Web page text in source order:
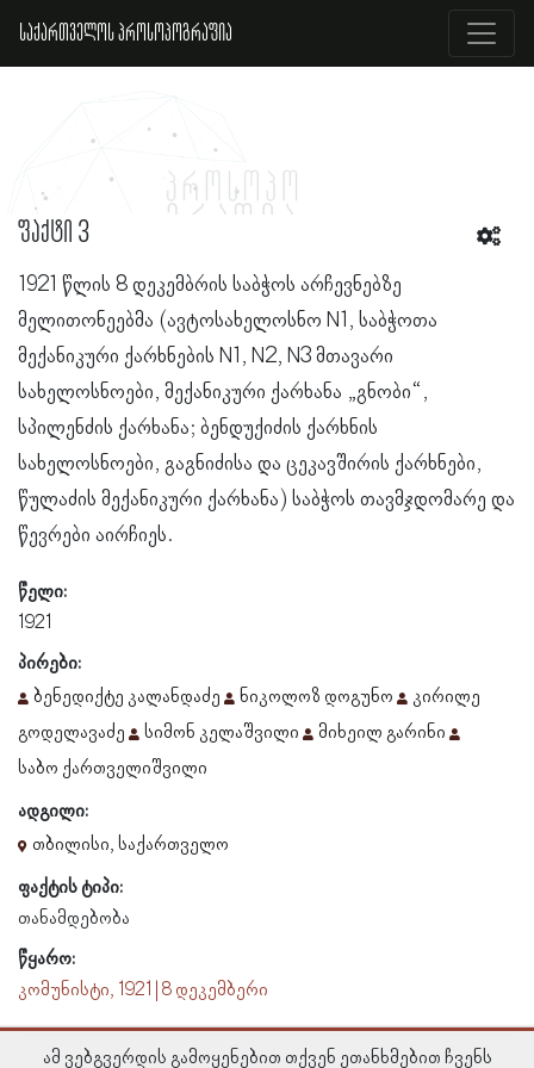
საქართველოს პროსოპოგრაფია
ფაქტი 3
1921 წლის 8 დეკემბრის საბჭოს არჩევნებზე
მელითონეებმა (ავტოსახელოსნო N1, საბჭოთა
მექანიკური ქარხნების N1, N2, N3 მთავარი
სახელოსნოები, მექანიკური ქარხანა „გნობი“,
სპილენძის ქარხანა; ბენდუქიძის ქარხნის
სახელოსნოები, გაგნიძისა და ცეკავშირის ქარხნები,
წულაძის მექანიკური ქარხანა) საბჭოს თავმჯდომარე და
წევრები აირჩიეს.
წელი:
1921
პირები:
ბენედიქტე კალანდაძე
ნიკოლოზ დოგუნო
კირილე
გოდელავაძე
სიმონ კელაშვილი
მიხეილ გარინი
საბო ქართველიშვილი
ადგილი:
თბილისი, საქართველო
ფაქტის ტიპი:
თანამდებობა
წყარო:
კომუნისტი, 1921 | 8 დეკემბერი
ამ ვებგვერდის გამოყენებით თქვენ ეთანხმებით ჩვენს